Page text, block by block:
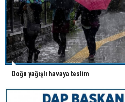
Doğu yağışlı havaya teslim